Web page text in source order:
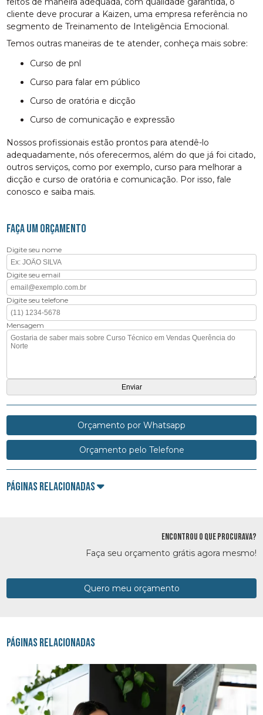
cliente deve procurar a Kaizen, uma empresa referência no
segmento de Treinamento de Inteligência Emocional.
Temos outras maneiras de te atender, conheça mais sobre:
curso de pnl
curso para falar em público
curso de oratória e dicção
curso de comunicação e expressão
Nossos profissionais estão prontos para atendê-lo
adequadamente, nós oferecermos, além do que já foi citado,
outros serviços, como por exemplo, curso para melhorar a
dicção e curso de oratória e comunicação. Por isso, fale
conosco e saiba mais.
FAÇA UM ORÇAMENTO
Digite seu nome
Digite seu email
Digite seu telefone
Mensagem
Orçamento por Whatsapp
Orçamento pelo Telefone
Páginas Relacionadas
ENCONTROU O QUE PROCURAVA?
Faça seu orçamento grátis agora mesmo!
Quero meu orçamento
Páginas Relacionadas